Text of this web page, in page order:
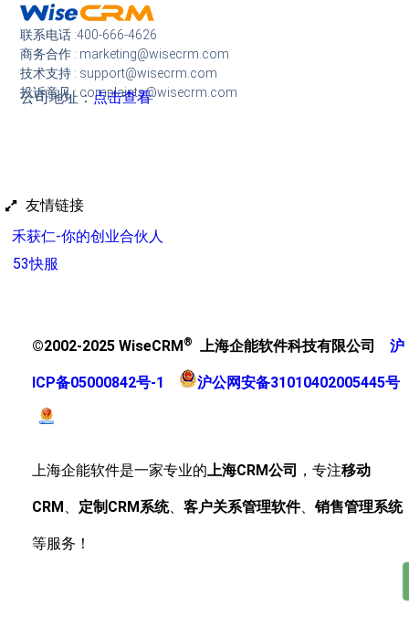
联系电话 :400-666-4626
商务合作 : marketing@wisecrm.com
技术支持 : support@wisecrm.com
投诉意见 : complaints@wisecrm.com
公司地址：点击查看
友情链接
禾获仁-你的创业合伙人
53快服
©2002-2025 WiseCRM ® 上海企能软件科技有限公司 沪
ICP备05000842号-1 沪公网安备31010402005445号
上海企能软件是一家专业的上海CRM公司 ，专注移动
CRM 、 定制CRM系统、 客户关系管理软件、销售管理系统
等服务！